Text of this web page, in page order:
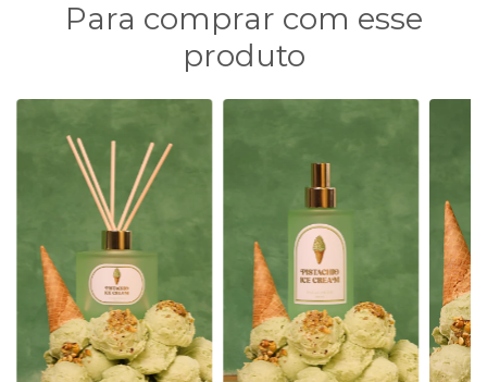
Para comprar com esse
produto